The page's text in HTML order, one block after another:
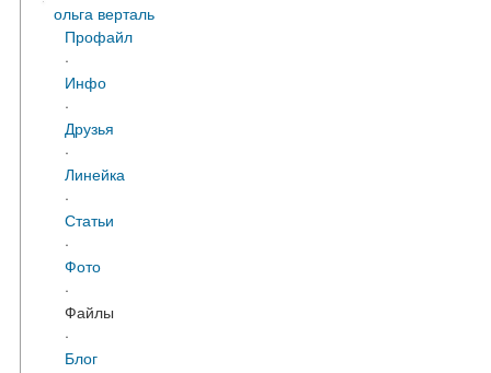
ольга верталь
Профайл
·
Инфо
·
Друзья
·
Линейка
·
Статьи
·
Фото
·
Файлы
·
Блог